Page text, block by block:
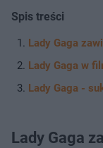
Spis treści
Lady Gaga
Lady Gaga w
Lady Gaga -
Lady Gaga